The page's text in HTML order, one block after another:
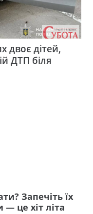
двоє дітей,
ДТП біля
Запечіть їх
це хіт літа